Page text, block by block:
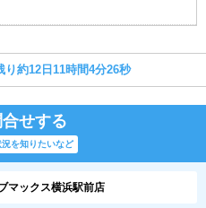
り約12日11時間4分26秒
せする
を知りたいなど
マックス横浜駅前店